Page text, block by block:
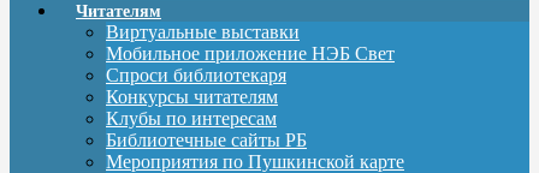
Читателям
Виртуальные выставки
Мобильное приложение НЭБ Свет
Спроси библиотекаря
Конкурсы читателям
Клубы по интересам
Библиотечные сайты РБ
Мероприятия по Пушкинской карте